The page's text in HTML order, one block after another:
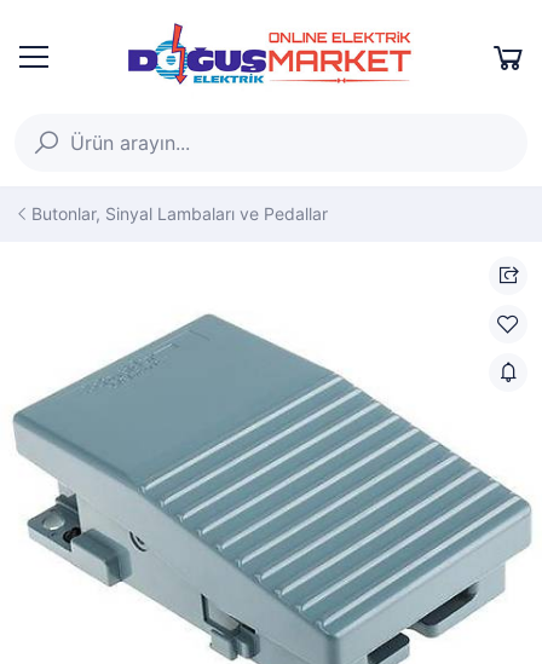
Butonlar, Sinyal Lambaları ve Pedallar